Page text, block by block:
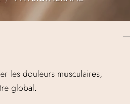
les douleurs musculaires,
global.